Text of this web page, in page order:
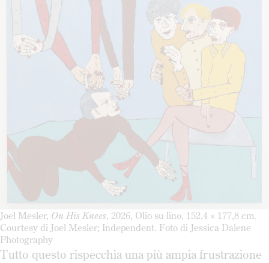
Joel Mesler, On His Knees, 2026, Olio su lino, 152,4 × 177,8 cm.
Courtesy di Joel Mesler; Independent. Foto di Jessica Dalene
Photography
Tutto questo rispecchia una più ampia frustrazione